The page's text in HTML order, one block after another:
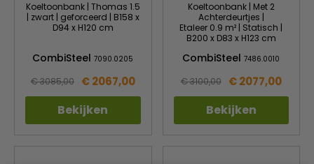
Koeltoonbank | Thomas 1.5
| zwart | geforceerd | B158 x
D94 x H120 cm
CombiSteel7090.0205
€ 3085,00 € 2067,00
Bekijken
Koeltoonbank | Met 2
Achterdeurtjes |
Etaleer 0.9 m² | Statisch |
B200 x D83 x H123 cm
CombiSteel7486.0010
€ 3100,00 € 2077,00
Bekijken